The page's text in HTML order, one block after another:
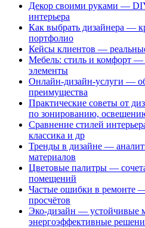
Декор своими руками —
интерьера
Как выбрать дизайнера —
портфолио
Кейсы клиентов —
Мебель: стиль и комфорт
элементы
Онлайн-дизайн-услуги —
преимущества
Практические советы от
по зонированию,
Сравнение стилей
классика и др
Тренды в дизайне —
материалов
Цветовые палитры —
помещений
Частые ошибки в ремонте
просчётов
Эко-дизайн — устойчивые
энергоэффективные